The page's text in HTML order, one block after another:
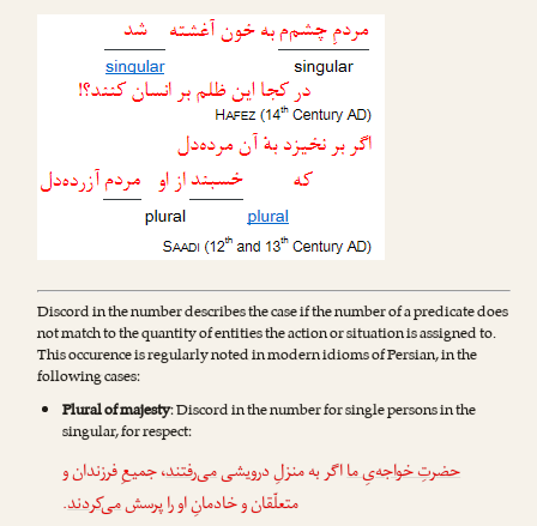
Discord in the number describes the case if the number of a predicate does
not match to the quantity of entities the action or situation is assigned to.
This occurence is regularly noted in modern idioms of Persian, in the
following cases:
Plural of majesty: Discord in the number for single persons in the
singular, for respect:
حضرتِ خواجه‌یِ مااگر به منزلِ درویشیمی‌رفتند، جمیعِ فرزندان و
متعلّقان و خادمانِ او را پرسشمی‌کردند.